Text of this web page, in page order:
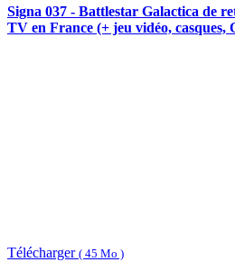
Signa 037 - Battlestar Galactica de
TV en France (+ jeu vidéo, casques,
Télécharger ( 45 Mo )